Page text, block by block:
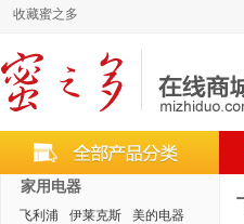
收藏蜜之多
家用电器
飞利浦 伊莱克斯 美的电器